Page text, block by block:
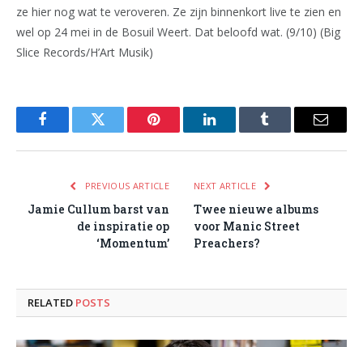
ze hier nog wat te veroveren. Ze zijn binnenkort live te zien en
wel op 24 mei in de Bosuil Weert. Dat beloofd wat. (9/10) (Big
Slice Records/H’Art Musik)
FacebookTwitter Pinterest LinkedInTumblr Email
PREVIOUS ARTICLE
Jamie Cullum barst van
de inspiratie op
‘Momentum’
NEXT ARTICLE
Twee nieuwe albums
voor Manic Street
Preachers?
RELATED POSTS